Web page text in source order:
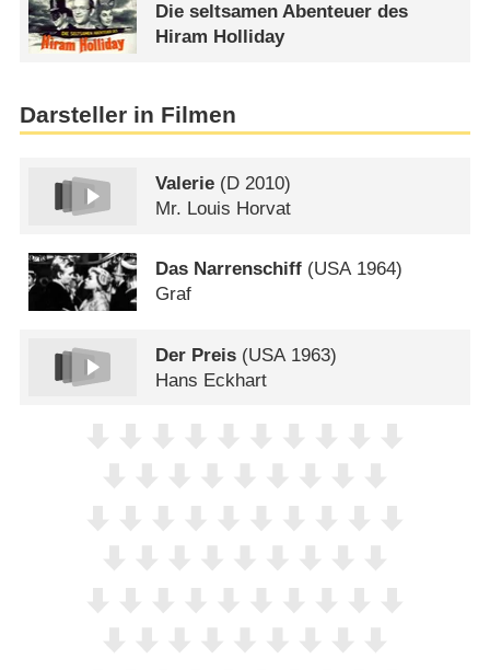
Die seltsamen Abenteuer des
Hiram Holliday
Darsteller in Filmen
Valerie (D 2010)
Mr. Louis Horvat
Das Narrenschiff (USA1964)
Graf
Der Preis (USA 1963)
Hans Eckhart